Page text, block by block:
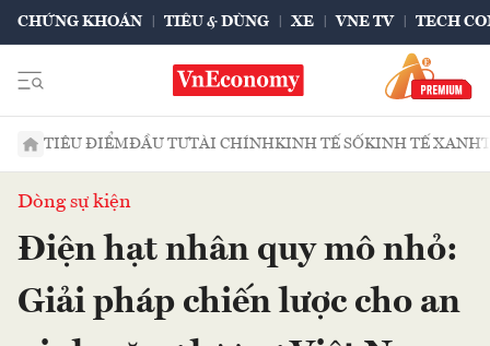
CHỨNG KHOÁN TIÊU & DÙNG XE VNE TV TECH
TIÊU ĐIỂMĐẦU TƯTÀI CHÍNHKINH TẾ SỐKINH TẾ XANH
Dòng sự kiện
Điện hạt nhân quy mô nhỏ:
Giải pháp chiến lược cho an